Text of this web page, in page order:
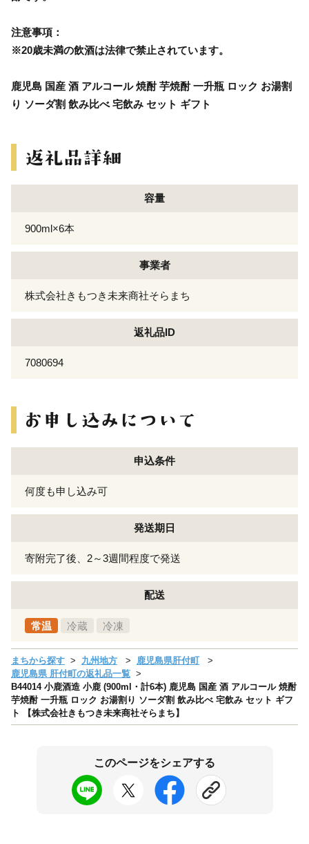
注意事項：
※20歳未満の飲酒は法律で禁止されています。
鹿児島 国産 酒 アルコール 焼酎 芋焼酎 一升瓶 ロック お湯割
り ソーダ割 飲み比べ 宅飲み セット ギフト
容量
900ml×6本
事業者
株式会社きもつき未来商社そらまち
返礼品ID
7080694
申込条件
何度も申し込み可
発送期日
寄附完了後、2～3週間程度で発送
配送
常温 冷蔵 冷凍
まちから探す 九州地方
鹿児島県肝付町
鹿児島県 肝付町の返礼品一覧
B44014 小鹿酒造 小鹿 (900ml・計6本) 鹿児島 国産 酒 アルコール 焼酎
芋焼酎 一升瓶 ロック お湯割り ソーダ割 飲み比べ 宅飲み セット ギフ
ト 【株式会社きもつき未来商社そらまち】
このページをシェアする